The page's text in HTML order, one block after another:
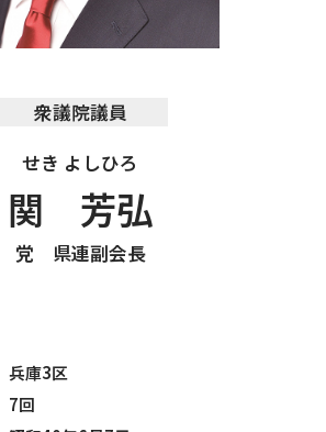
衆議院議員
せき よしひろ
関 芳弘
党 県連副会長
3区
回